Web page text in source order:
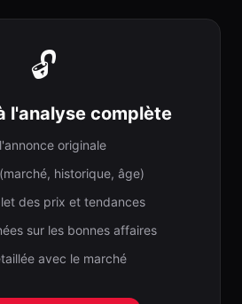
🔓
l'analyse complète
originale
historique, âge)
des prix et tendances
sur les bonnes affaires
avec le marché